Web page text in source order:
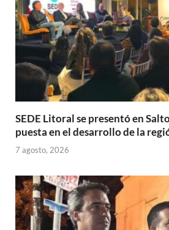
SEDE Litoral se presentó en
puesta en el desarrollo de la
7 agosto, 2026